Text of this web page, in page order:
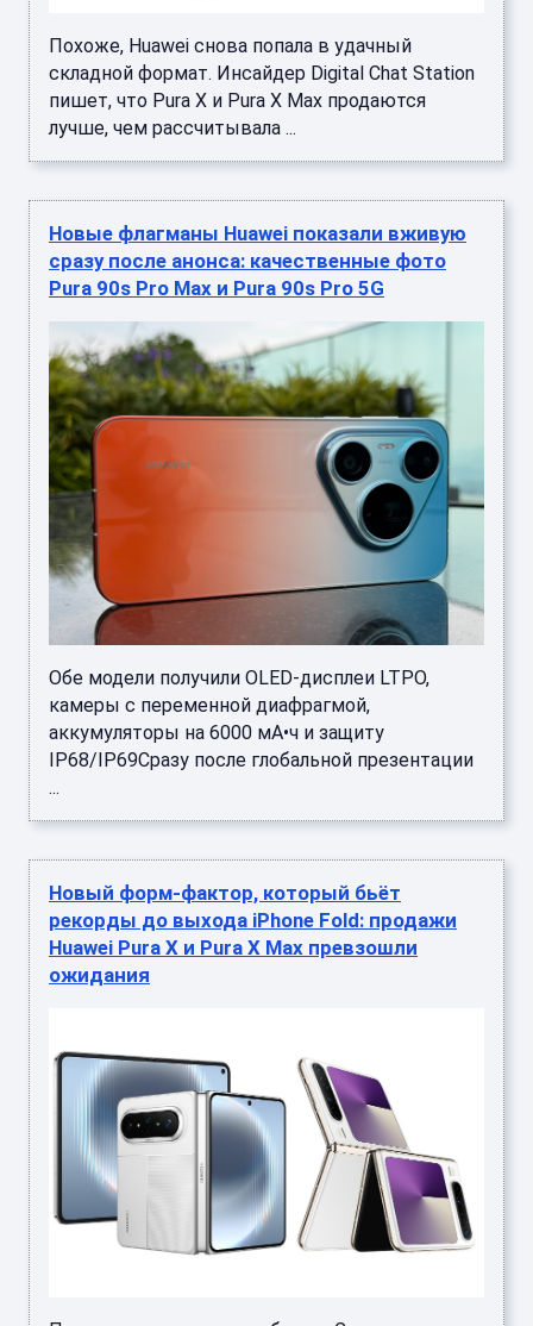
Похоже, Huawei снова попала в удачный
складной формат. Инсайдер Digital Chat Station
пишет, что Pura X и Pura X Max продаются
лучше, чем рассчитывала ...
Новые флагманы Huawei показали вживую
сразу после анонса: качественные фото
Pura 90s Pro Max и Pura 90s Pro 5G
Обе модели получили OLED-дисплеи LTPO,
камеры с переменной диафрагмой,
аккумуляторы на 6000 мА•ч и защиту
IP68/IP69Сразу после глобальной презентации
...
Новый форм-фактор, который бьёт
рекорды до выхода iPhone Fold: продажи
Huawei Pura X и Pura X Max превзошли
ожидания